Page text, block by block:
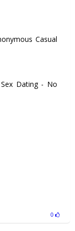
Casual
Dating - No
0